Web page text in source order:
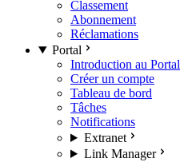
Classement
Abonnement
Réclamations
Portal
Introduction au Portal
Créer un compte
Tableau de bord
Tâches
Notifications
Extranet
Link Manager